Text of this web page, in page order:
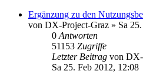
Ergänzung zu den
von DX-Project-Graz » Sa
0 Antworten
51153 Zugriffe
Letzter Beitrag von DX-
Sa 25. Feb 2012, 12:08